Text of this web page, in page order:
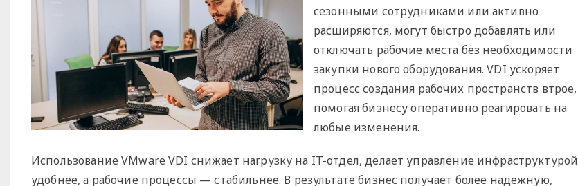
сезонными сотрудниками или активно
расширяются, могут быстро добавлять или
отключать рабочие места без необходимости
закупки нового оборудования. VDI ускоряет
процесс создания рабочих пространств втрое,
помогая бизнесу оперативно реагировать на
любые изменения.
Использование VMware VDI снижает нагрузку на IT-отдел, делает управление инфраструктурой
удобнее, а рабочие процессы — стабильнее. В результате бизнес получает более надежную,